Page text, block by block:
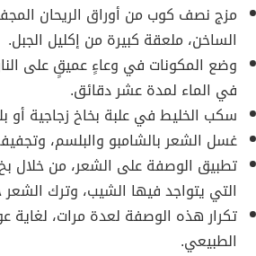
مزج نصف كوب من أوراق الريحان
الساخن، ملعقة كبيرة من إكليل الجبل.
وضع المكونات في وعاءٍ عميقٍ على
في الماء لمدة عشر دقائق.
سكب الخليط في علبة بخاخ زجاجية أو
غسل الشعر بالشامبو والبلسم،
تطبيق الوصفة على الشعر، من خلال
التي يتواجد فيها الشيب، وترك
تكرار هذه الوصفة لعدة مرات، لغاية
الطبيعي.